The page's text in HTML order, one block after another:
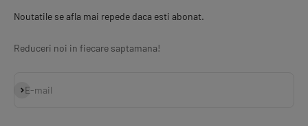
Noutatile se afla mai repede daca esti abonat.
Reduceri noi in fiecare saptamana!
E-mail
Abonează-te